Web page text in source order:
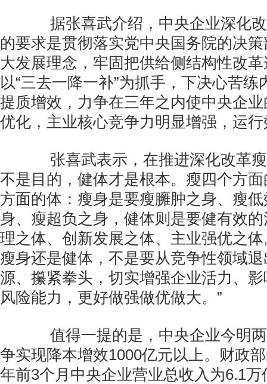
据张喜武介绍，中央企业深化改
的要求是贯彻落实党中央国务院的决
大发展理念，牢固把供给侧结构性改
以“三去一降一补”为抓手，下决心苦
提质增效，力争在三年之内使中央企
优化，主业核心竞争力明显增强，运
张喜武表示，在推进深化改革瘦
不是目的，健体才是根本。瘦四个方
方面的体：瘦身是要瘦臃肿之身、瘦
身、瘦超负之身，健体则是要健有效
理之体、创新发展之体、主业强优之
瘦身还是健体，不是要从竞争性领域
源、攥紧拳头，切实增强企业活力、
风险能力，更好做强做优做大。”
值得一提的是，中央企业今明两
争实现降本增效1000亿元以上。财政
年前3个月中央企业营业总收入为6.1